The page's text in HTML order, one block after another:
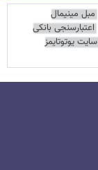
مبل مینیمال
اعتبارسنجی بانکی
سایت یوتوتایمز